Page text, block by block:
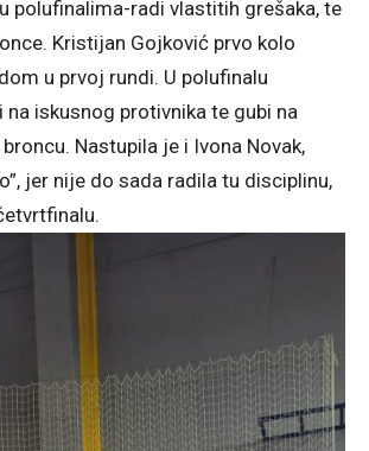
polufinalima-radi vlastitih grešaka, te
Kristijan Gojković prvo kolo
u prvoj rundi. U polufinalu
iskusnog protivnika te gubi na
Nastupila je i Ivona Novak,
jer nije do sada radila tu disciplinu,